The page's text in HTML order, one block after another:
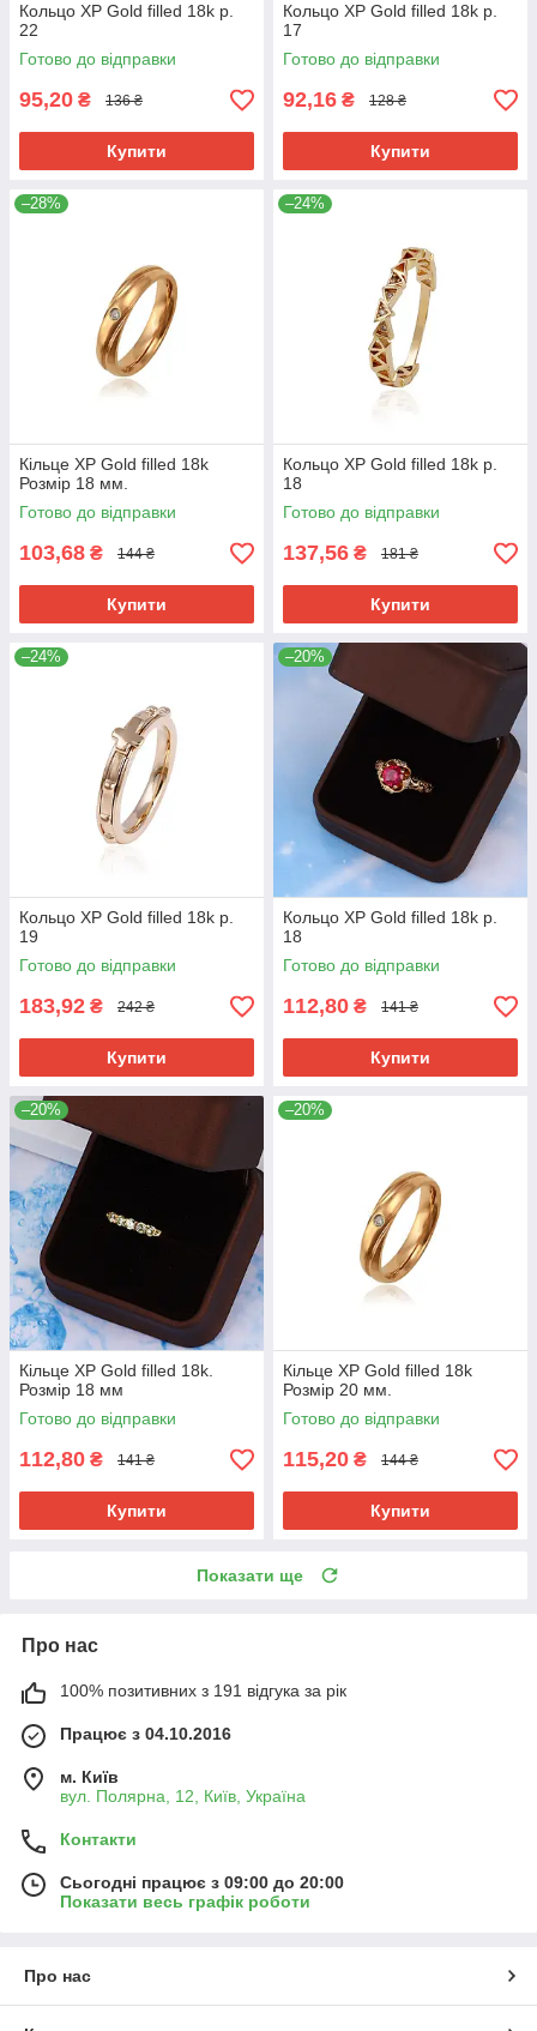
Кольцо ХР Gold filled 18k р.
22
Готово до відправки
95,20 ₴ 136 ₴
Купити
Кольцо ХР Gold filled 18k р.
17
Готово до відправки
92,16 ₴ 128 ₴
Купити
–28%
Кільце ХР Gold filled 18k
Розмір 18 мм.
Готово до відправки
103,68 ₴ 144 ₴
Купити
–24%
Кольцо ХР Gold filled 18k р.
18
Готово до відправки
137,56 ₴ 181 ₴
Купити
–24%
Кольцо ХР Gold filled 18k р.
19
Готово до відправки
183,92 ₴ 242 ₴
Купити
–20%
Кольцо ХР Gold filled 18k р.
18
Готово до відправки
112,80 ₴ 141 ₴
Купити
–20%
Кільце ХР Gold filled 18k.
Розмір 18 мм
Готово до відправки
112,80 ₴ 141 ₴
Купити
–20%
Кільце ХР Gold filled 18k
Розмір 20 мм.
Готово до відправки
115,20 ₴ 144 ₴
Купити
Показати ще
Про нас
100% позитивних з 191 відгука за рік
Працює з 04.10.2016
м. Київ
вул. Полярна, 12, Київ, Україна
Контакти
Сьогодні працює з 09:00 до 20:00
Показати весь графік роботи
Про нас